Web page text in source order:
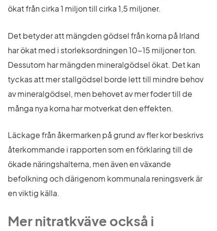
ökat från cirka 1 miljon till cirka 1,5 miljoner.
Det betyder att mängden gödsel från korna på Irland
har ökat med i storleksordningen 10-15 miljoner ton.
Dessutom har mängden mineralgödsel ökat. Det kan
tyckas att mer stallgödsel borde lett till mindre behov
av mineralgödsel, men behovet av mer foder till de
många nya korna har motverkat den effekten.
Läckage från åkermarken på grund av fler kor beskrivs
återkommande i rapporten som en förklaring till de
ökade näringshalterna, men även en växande
befolkning och därigenom kommunala reningsverk är
en viktig källa.
Mer nitratkväve också i